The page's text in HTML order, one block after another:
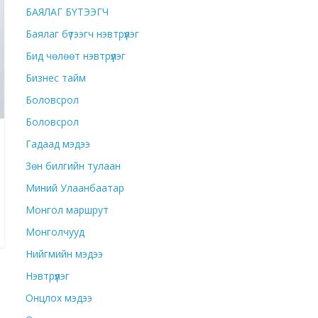
БАЯЛАГ БҮТЭЭГЧ
Баялаг бүтээгч нэвтрүүлэг
Бид чөлөөт нэвтрүүлэг
Бизнес тайм
Боловсрол
Боловсрол
Гадаад мэдээ
Зөн билгийн тулаан
Миний Улаанбаатар
Монгол маршрут
Монголчууд
Нийгмийн мэдээ
Нэвтрүүлэг
Онцлох мэдээ